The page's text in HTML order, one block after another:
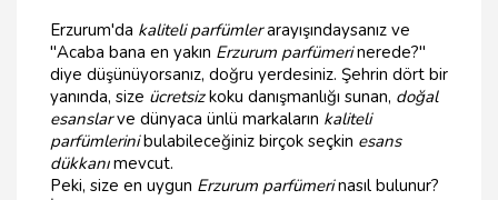
Erzurum'da kaliteli parfümlerarayışındaysanız ve
"Acaba bana en yakın Erzurum parfümerinerede?"
diye düşünüyorsanız, doğru yerdesiniz. Şehrin dört bir
yanında, size ücretsizkoku danışmanlığı sunan, doğal
esanslarve dünyaca ünlü markaların kaliteli
parfümlerinibulabileceğiniz birçok seçkin esans
dükkanımevcut.
Peki, size en uygun Erzurum parfümerinasıl bulunur?